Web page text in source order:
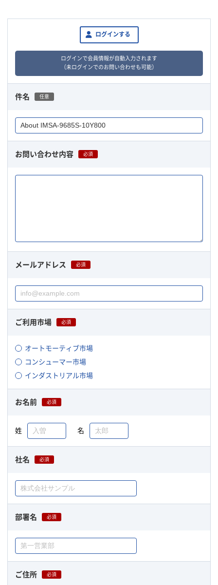
ログインする
ログインで会員情報が自動入力されます
（未ログインでのお問い合わせも可能）
件名 任意
お問い合わせ内容 必須
メールアドレス 必須
ご利用市場 必須
オートモーティブ市場
コンシューマー市場
インダストリアル市場
お名前 必須
姓 名
社名 必須
部署名 必須
ご住所 必須